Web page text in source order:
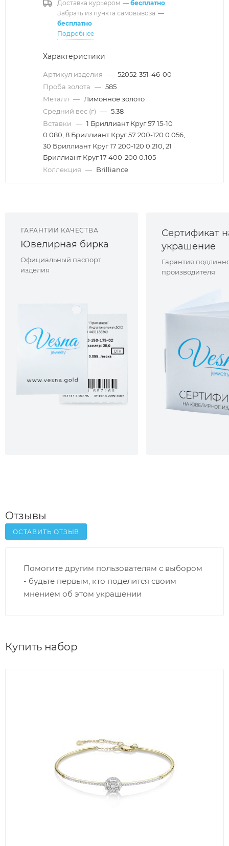
Доставка курьером — бесплатно
Забрать из пункта самовывоза —
бесплатно
Подробнее
Характеристики
Артикул изделия — 52052-351-46-00
Проба золота — 585
Металл — Лимонное золото
Средний вес (г) — 5.38
Вставки — 1 Бриллиант Круг 57 15-10
0.080, 8 Бриллиант Круг 57 200-120 0.056,
30 Бриллиант Круг 17 200-120 0.210, 21
Бриллиант Круг 17 400-200 0.105
Коллекция — Brilliance
ГАРАНТИИ КАЧЕСТВА
Ювелирная бирка
Официальный паспорт
изделия
Сертификат
украшение
Гарантия
производителя
Отзывы
ОСТАВИТЬ ОТЗЫВ
Помогите другим пользователям с выбором
- будьте первым, кто поделится своим
мнением об этом украшении
Купить набор